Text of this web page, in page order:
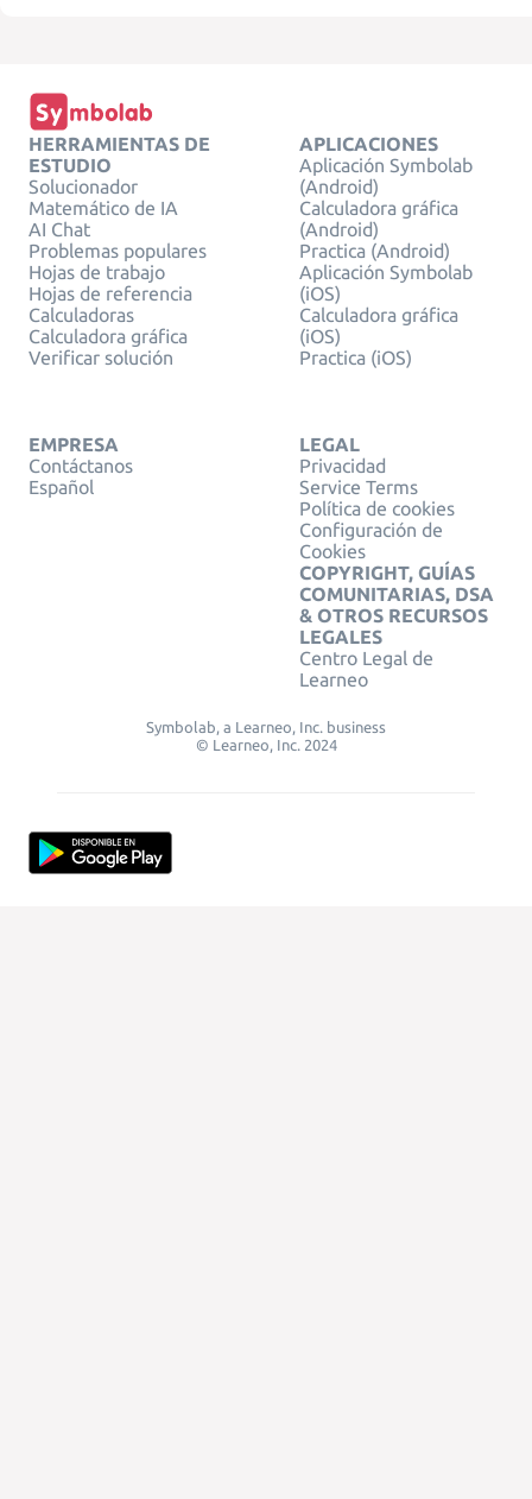
HERRAMIENTAS DE
ESTUDIO
Solucionador
Matemático de IA
AI Chat
Problemas populares
Hojas de trabajo
Hojas de referencia
Calculadoras
Calculadora gráfica
Verificar solución
APLICACIONES
Aplicación Symbolab
(Android)
Calculadora gráfica
(Android)
Practica (Android)
Aplicación Symbolab
(iOS)
Calculadora gráfica
(iOS)
Practica (iOS)
EMPRESA
Contáctanos
Español
LEGAL
Privacidad
Service Terms
Política de cookies
Configuración de
Cookies
COPYRIGHT, GUÍAS
COMUNITARIAS, DSA
& OTROS RECURSOS
LEGALES
Centro Legal de
Learneo
Symbolab, a Learneo, Inc. business
© Learneo, Inc. 2024